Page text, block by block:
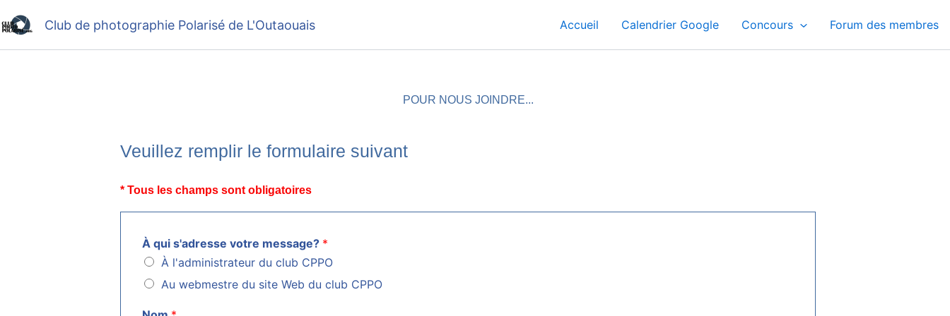
au
Club de photographie Polarisé de L'Outaouais Accueil Calendrier Google Concours Forum des membres
POUR NOUS JOINDRE...
Veuillez remplir le formulaire suivant
* Tous les champs sont obligatoires
À qui s'adresse votre message? *
À l'administrateur du club CPPO
Au webmestre du site Web du club CPPO